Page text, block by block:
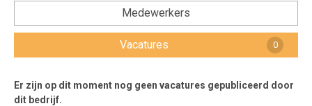
Medewerkers
Vacatures 0
Er zijn op dit moment nog geen vacatures gepubliceerd door
dit bedrijf.